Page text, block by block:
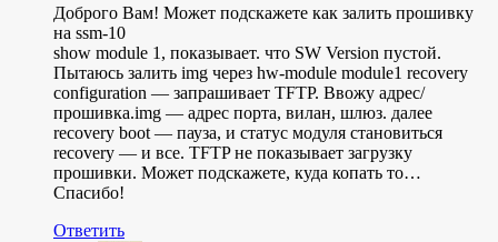
Доброго Вам! Может подскажете как залить прошивку
на ssm-10
show module 1, показывает. что SW Version пустой.
Пытаюсь залить img через hw-module module1 recovery
configuration — запрашивает TFTP. Ввожу адрес/
прошивка.img — адрес порта, вилан, шлюз. далее
recovery boot — пауза, и статус модуля становиться
recovery — и все. TFTP не показывает загрузку
прошивки. Может подскажете, куда копать то…
Спасибо!
Ответить